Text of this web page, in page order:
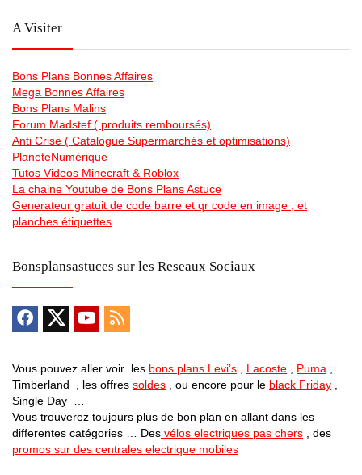
A Visiter
Bons Plans Bonnes Affaires
Mega Bonnes Affaires
Bons Plans Malins
Forum Madstef ( produits remboursés)
Anti Crise ( Catalogue Supermarchés et optimisations)
PlaneteNumérique
Tutos Videos Minecraft & Roblox
La chaine Youtube de Bons Plans Astuce
Generateur gratuit de code barre et qr code en image , et
planches étiquettes
Bonsplansastuces sur les Reseaux Sociaux
Vous pouvez aller voir les bons plans Levi’s Lacoste Puma
Timberland , les offres soldes , ou encore pour le black Friday
Single Day …
Vous trouverez toujours plus de bon plan en allant dans les
differentes catégories … Des vélos electriques pas chers , des
promos sur des centrales electrique mobiles